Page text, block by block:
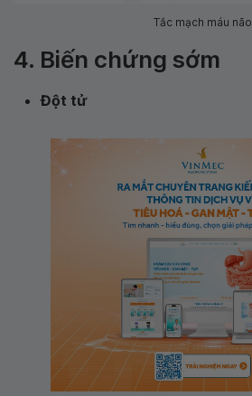
Tắc mạch máu não
4. Biến chứng sớm
Đột tử